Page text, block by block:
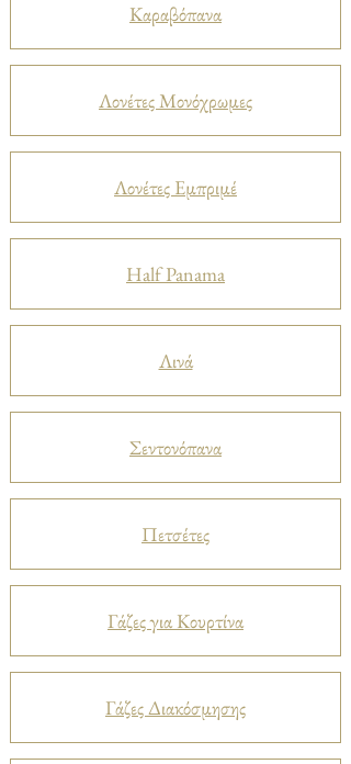
Καραβόπανα
Λονέτες Μονόχρωμες
Λονέτες Εμπριμέ
Half Panama
Λινά
Σεντονόπανα
Πετσέτες
Γάζες για Κουρτίνα
Γάζες Διακόσμησης